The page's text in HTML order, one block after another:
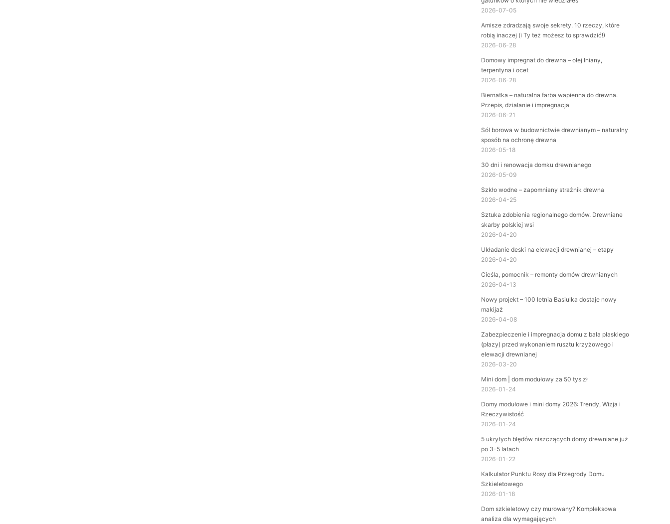
2026-07-05
Amisze zdradzają swoje sekrety. 10 rzeczy, które
robią inaczej (i Ty też możesz to sprawdzić!)
2026-06-28
Domowy impregnat do drewna – olej lniany,
terpentyna i ocet
2026-06-28
Biernatka – naturalna farba wapienna do drewna.
Przepis, działanie i impregnacja
2026-06-21
Sól borowa w budownictwie drewnianym – naturalny
sposób na ochronę drewna
2026-05-18
30 dni i renowacja domku drewnianego
2026-05-09
Szkło wodne – zapomniany strażnik drewna
2026-04-25
Sztuka zdobienia regionalnego domów. Drewniane
skarby polskiej wsi
2026-04-20
Układanie deski na elewacji drewnianej – etapy
2026-04-20
Cieśla, pomocnik – remonty domów drewnianych
2026-04-13
Nowy projekt – 100 letnia Basiulka dostaje nowy
makijaż
2026-04-08
Zabezpieczenie i impregnacja domu z bala płaskiego
(płazy) przed wykonaniem rusztu krzyżowego i
elewacji drewnianej
2026-03-20
Mini dom | dom modułowy za 50 tys zł
2026-01-24
Domy modułowe i mini domy 2026: Trendy, Wizja i
Rzeczywistość
2026-01-24
5 ukrytych błędów niszczących domy drewniane już
po 3-5 latach
2026-01-22
Kalkulator Punktu Rosy dla Przegrody Domu
Szkieletowego
2026-01-18
Dom szkieletowy czy murowany? Kompleksowa
analiza dla wymagających